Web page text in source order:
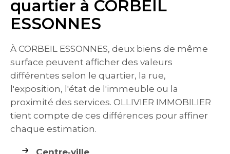
quartier à CORBEIL
ESSONNES
À CORBEIL ESSONNES, deux biens de même
surface peuvent afficher des valeurs
différentes selon le quartier, la rue,
l'exposition, l'état de l'immeuble ou la
proximité des services. OLLIVIER IMMOBILIER
tient compte de ces différences pour affiner
chaque estimation.
Centre‑ville